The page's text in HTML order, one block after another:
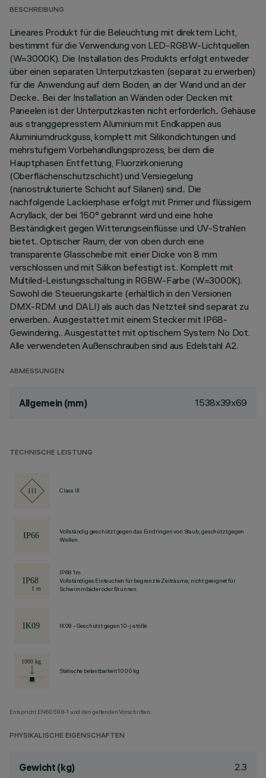
BESCHREIBUNG
Lineares Produkt für die Beleuchtung mit direktem Licht,
bestimmt für die Verwendung von LED-RGBW-Lichtquellen
(W=3000K). Die Installation des Produkts erfolgt entweder
über einen separaten Unterputzkasten (separat zu erwerben)
für die Anwendung auf dem Boden, an der Wand und an der
Decke.. Bei der Installation an Wänden oder Decken mit
Paneelen ist der Unterputzkasten nicht erforderlich.. Gehäuse
aus stranggepresstem Aluminium mit Endkappen aus
Aluminiumdruckguss, komplett mit Silikondichtungen und
mehrstufigem Vorbehandlungsprozess, bei dem die
Hauptphasen Entfettung, Fluorzirkonierung
(Oberflächenschutzschicht) und Versiegelung
(nanostrukturierte Schicht auf Silanen) sind.. Die
nachfolgende Lackierphase erfolgt mit Primer und flüssigem
Acryllack, der bei 150° gebrannt wird und eine hohe
Beständigkeit gegen Witterungseinflüsse und UV-Strahlen
bietet.. Optischer Raum, der von oben durch eine
transparente Glasscheibe mit einer Dicke von 8 mm
verschlossen und mit Silikon befestigt ist.. Komplett mit
Multiled-Leistungsschaltung in RGBW-Farbe (W=3000K).
Sowohl die Steuerungskarte (erhältlich in den Versionen
DMX-RDM und DALI) als auch das Netzteil sind separat zu
erwerben.. Ausgestattet mit einem Stecker mit IP68-
Gewindering.. Ausgestattet mit optischem System No Dot.
Alle verwendeten Außenschrauben sind aus Edelstahl A2.
ABMESSUNGEN
Allgemein (mm) 1538x39x69
TECHNISCHE LEISTUNG
Class III
Vollständig geschützt gegen das Eindringen von Staub, geschützt gegen
Wellen.
IP68 1m
Vollständiges Eintauchen für begrenzte Zeiträume, nicht geeignet für
Schwimmbäder oder Brunnen.
IK09 - Geschützt gegen 10-j-stöße
Statische belastbarkeit 1000 kg
Entspricht EN60598-1 und den geltenden Vorschriften.
PHYSIKALISCHE EIGENSCHAFTEN
Gewicht (kg) 2.3